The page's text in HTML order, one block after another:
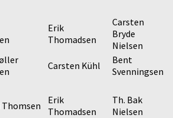
Erik
Thomadsen
Carsten
Bryde
Nielsen
Carsten Kühl
Bent
Svenningsen
Thomsen
Erik
Thomadsen
Th. Bak
Nielsen